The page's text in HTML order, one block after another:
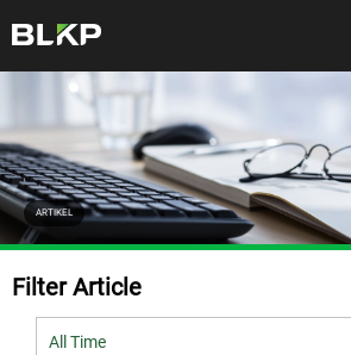
ARTIKEL
Filter Article
All Time